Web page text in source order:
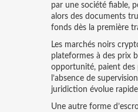
par une société fiable,
alors des documents
fonds dès la première
Les marchés noirs
plateformes à des prix
opportunité, paient des
l’absence de
juridiction évolue
Une autre forme